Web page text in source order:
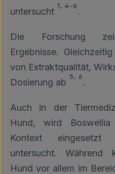
untersucht
1, 4–6
.
Die Forschung
Ergebnisse.
von Extraktqualität,
Dosierung ab
5, 6
.
Auch in der
Hund, wird Boswellia
Kontext eingesetzt
untersucht. Während
Hund vor allem im